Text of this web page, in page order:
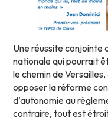
Une réussite conjointe
nationale qui pourrait
le chemin de
opposer la réforme
d’autonomie au
contraire, tout est